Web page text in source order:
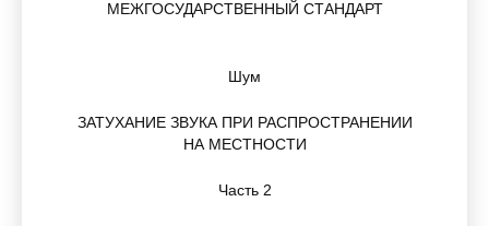
МЕЖГОСУДАРСТВЕННЫЙ СТАНДАРТ
Шум
ЗАТУХАНИЕ ЗВУКА ПРИ РАСПРОСТРАНЕНИИ
НА МЕСТНОСТИ
Часть 2